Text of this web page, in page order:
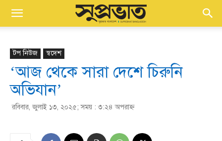
টপ নিউজ স্বদেশ
‘আজ থেকে সারা দেশে চিরুনি
অভিযান’
রবিবার, জুলাই ১৩, ২০২৫; সময় : ৩:২৪ অপরাহ্ণ